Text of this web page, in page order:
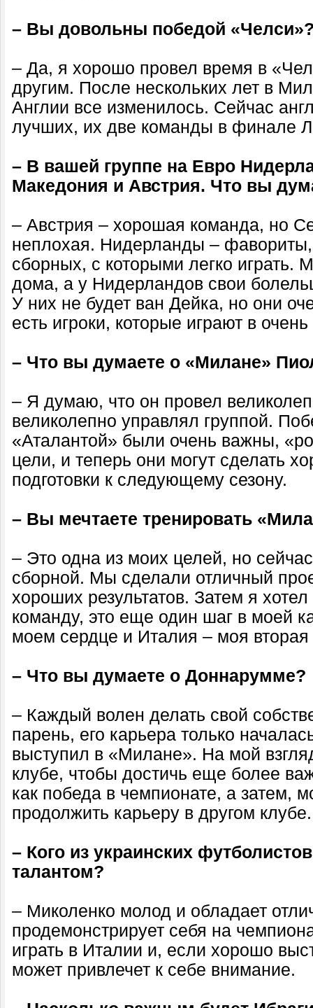
– Вы довольны победой
– Да, я хорошо провел время в
другим. После нескольких лет в
Англии все изменилось. Сейчас
лучших, их две команды в финале
– В вашей группе на Евро
Македония и Австрия. Что вы
– Австрия – хорошая команда, но
неплохая. Нидерланды –
сборных, с которыми легко играть.
дома, а у Нидерландов свои
У них не будет ван Дейка, но они
есть игроки, которые играют в
– Что вы думаете о «Милане»
– Я думаю, что он провел
великолепно управлял группой.
«Аталантой» были очень важны,
цели, и теперь они могут сделать
подготовки к следующему сезону.
– Вы мечтаете тренировать
– Это одна из моих целей, но
сборной. Мы сделали отличный
хороших результатов. Затем я
команду, это еще один шаг в моей
моем сердце и Италия – моя
– Что вы думаете о Доннарумме?
– Каждый волен делать свой
парень, его карьера только
выступил в «Милане». На мой
клубе, чтобы достичь еще более
как победа в чемпионате, а затем,
продолжить карьеру в другом клубе.
– Кого из украинских
талантом?
– Миколенко молод и обладает
продемонстрирует себя на
играть в Италии и, если хорошо
может привлечет к себе внимание.